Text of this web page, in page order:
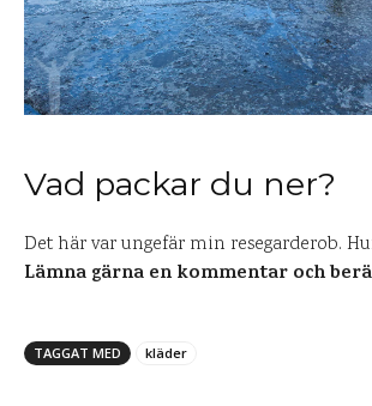
Vad packar du ner?
Det här var ungefär min resegarderob.
Lämna gärna en kommentar och
TAGGAT MED kläder